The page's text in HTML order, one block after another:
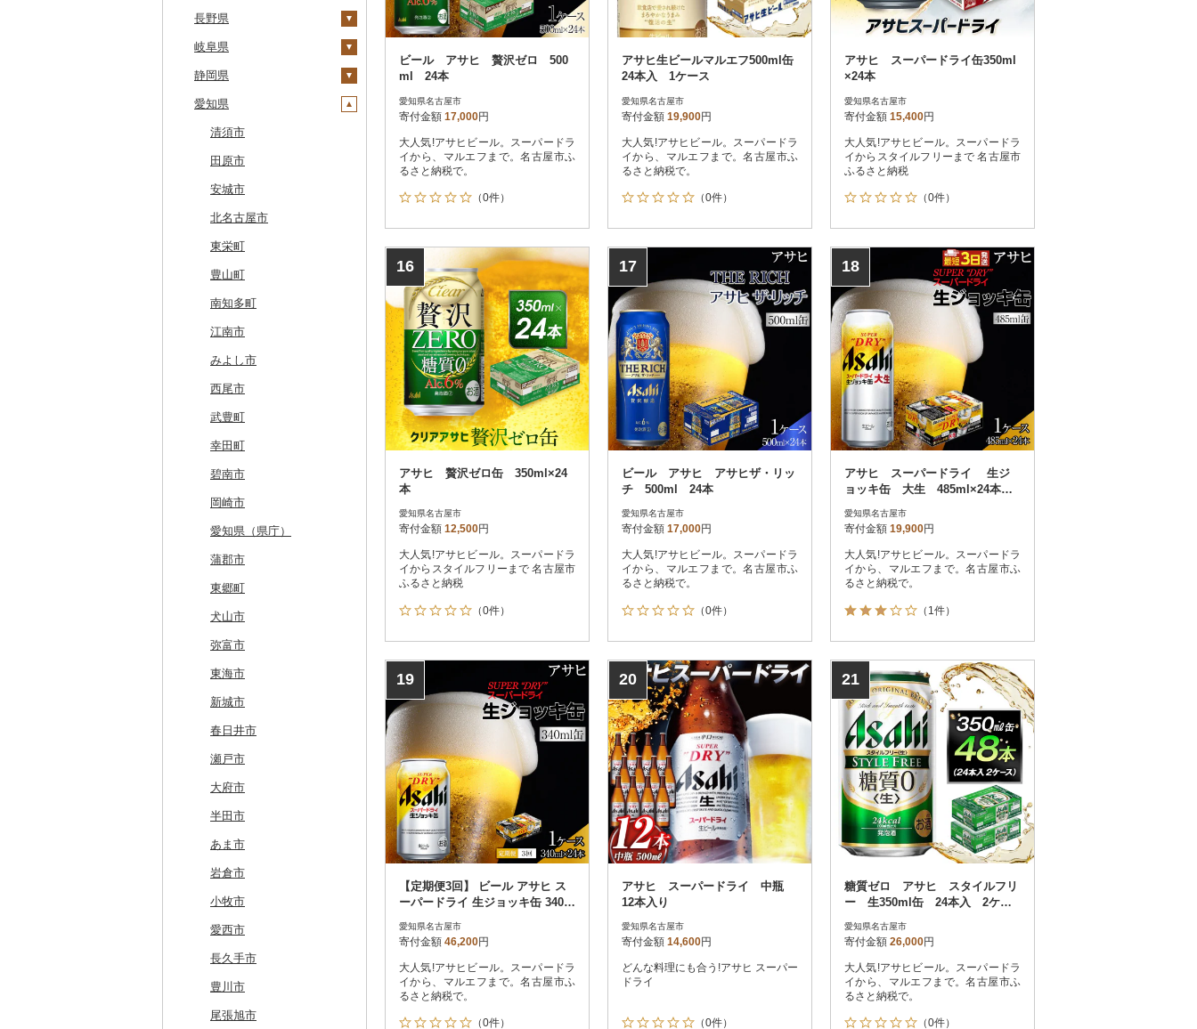
稚内市
標津町
清里町
北斗市
留萌市
白糠町
釧路町
名寄市
美唄市
厚岸町
南富良野町
上富良野町
和寒町
紋別市
乙部町
根室市
三笠市
東川町
厚真町
奥尻町
網走市
浦河町
広尾町
中札内村
滝川市
比布町
鶴居村
釧路市
苫前町
当別町
占冠村
上士幌町
平取町
七飯町
北見市
登別市
東北町
三戸町
東通村
黒石市
おいらせ町
鶴田町
階上町
深浦町
青森市
田子町
新郷村
横浜町
野辺地町
佐井村
六戸町
五所川原市
平川市
蓬田村
中泊町
外ヶ浜町
つがる市
弘前市
鰺ヶ沢町
むつ市
田舎館村
青森県（県庁）
三沢市
西目屋村
野田村
普代村
一戸町
陸前高田市
紫波町
滝沢市
住田町
葛巻町
花巻市
岩泉町
田野畑村
盛岡市
遠野市
奥州市
雫石町
岩手県（県庁）
一関市
久慈市
西和賀町
北上市
平泉町
洋野町
大船渡市
山田町
大槌町
加美町
利府町
白石市
登米市
山元町
名取市
川崎町
村田町
栗原市
富谷市
岩沼市
七ヶ宿町
大崎市
塩竈市
石巻市
多賀城市
宮城県（県庁）
亘理町
蔵王町
女川町
気仙沼市
美里町
松島町
大和町
大郷町
南三陸町
仙台市
大河原町
角田市
涌谷町
東松島市
小坂町
仙北市
井川町
潟上市
三種町
藤里町
湯沢市
大館市
由利本荘市
にかほ市
羽後町
秋田県（県庁）
秋田市
男鹿市
美郷町
東成瀬村
五城目町
北秋田市
八峰町
鹿角市
大仙市
八郎潟町
上山市
河北町
酒田市
新庄市
長井市
小国町
南陽市
中山町
庄内町
大石田町
川西町
鶴岡市
山形県（県庁）
金山町
東根市
飯豊町
鮭川村
大蔵村
山辺町
戸沢村
舟形町
最上町
真室川町
寒河江市
西川町
高畠町
山形市
三川町
大江町
米沢市
広野町
鏡石町
須賀川市
小野町
棚倉町
古殿町
昭和村
下郷町
西郷村
二本松市
猪苗代町
川俣町
郡山市
西会津町
玉川村
いわき市
南会津町
田村市
磐梯町
三春町
本宮市
柳津町
鮫川村
福島市
新地町
葛尾村
三島町
桑折町
矢吹町
国見町
檜枝岐村
喜多方市
南相馬市
会津若松市
大熊町
浅川町
五霞町
北茨城市
境町
かすみがうら市
牛久市
常陸太田市
つくばみらい市
下妻市
茨城町
神栖市
常総市
東海村
美浦村
大洗町
河内町
ひたちなか市
龍ケ崎市
守谷市
常陸大宮市
笠間市
行方市
結城市
城里町
水戸市
鉾田市
桜川市
石岡市
茨城県（県庁）
坂東市
小美玉市
日立市
大子町
鹿嶋市
阿見町
那珂市
筑西市
佐野市
真岡市
高根沢町
大田原市
栃木市
日光市
小山市
宇都宮市
栃木県（県庁）
那珂川町
茂木町
那須烏山市
矢板市
さくら市
足利市
那須町
鹿沼市
下野市
益子町
芳賀町
野木町
安中市
川場村
昭和村
甘楽町
明和町
沼田市
桐生市
吉岡町
太田市
高山村
みどり市
千代田町
みなかみ町
片品村
富岡市
館林市
伊勢崎市
東吾妻町
前橋市
藤岡市
邑楽町
板倉町
嬬恋村
草津町
高崎市
群馬県（県庁）
大泉町
長野原町
中之条町
戸田市
毛呂山町
久喜市
ふじみ野市
川島町
上里町
川口市
飯能市
長瀞町
羽生市
小鹿野町
坂戸市
鳩山町
埼玉県（県庁）
神川町
東秩父村
横瀬町
三芳町
幸手市
日高市
蓮田市
川越市
宮代町
吉見町
東松山市
入間市
志木市
北本市
桶川市
加須市
三郷市
八潮市
越生町
さいたま市
鴻巣市
嵐山町
袖ケ浦市
我孫子市
長柄町
芝山町
八千代市
横芝光町
多古町
白子町
栄町
香取市
習志野市
銚子市
君津市
旭市
南房総市
八街市
東金市
九十九里町
いすみ市
東庄町
館山市
大網白里市
一宮町
佐倉市
木更津市
茂原市
野田市
山武市
鴨川市
印西市
神崎町
船橋市
千葉市
白井市
成田市
富津市
八王子市
日野市
昭島市
武蔵村山市
葛飾区
小金井市
墨田区
東久留米市
利島村
瑞穂町
大島町
府中市
国分寺市
東村山市
中央区
あきる野市
中野区
荒川区
北区
多摩市
稲城市
世田谷区
日の出町
板橋区
渋谷区
千代田区
新宿区
江東区
青梅市
国立市
品川区
福生市
小平市
文京区
大田区
豊島区
神奈川県
南足柄市
松田町
大井町
中井町
愛川町
山北町
真鶴町
清川村
開成町
藤沢市
神奈川県（県庁）
鎌倉市
大和市
伊勢原市
小田原市
湯河原町
秦野市
綾瀬市
横須賀市
三浦市
大磯町
箱根町
横浜市
茅ヶ崎市
川崎市
厚木市
海老名市
相模原市
座間市
二宮町
魚沼市
佐渡市
燕市
南魚沼市
関川村
新発田市
加茂市
小千谷市
田上町
五泉市
三条市
見附市
糸魚川市
胎内市
上越市
阿賀野市
津南町
新潟県（県庁）
柏崎市
村上市
妙高市
聖籠町
刈羽村
湯沢町
新潟市
高岡市
魚津市
砺波市
入善町
黒部市
立山町
富山県（県庁）
小矢部市
滑川市
富山市
南砺市
白山市
穴水町
輪島市
中能登町
石川県（県庁）
野々市市
能登町
能美市
津幡町
宝達志水町
金沢市
内灘町
かほく市
小松市
志賀町
加賀市
小浜市
越前町
若狭町
鯖江市
高浜町
勝山市
福井県（県庁）
越前市
坂井市
あわら市
福井市
大野市
敦賀市
おおい町
永平寺町
富士吉田市
甲斐市
山梨市
富士川町
大月市
富士河口湖町
韮崎市
南アルプス市
市川三郷町
都留市
山梨県（県庁）
道志村
忍野村
笛吹市
中央市
北杜市
鳴沢村
西桂町
身延町
早川町
南部町
昭和町
甲府市
甲州市
丹波山村
長野県
高森町
御代田町
飯田市
青木村
南箕輪村
長野県（県庁）
上松町
高山村
南木曽町
朝日村
長野市
根羽村
池田町
須坂市
川上村
信濃町
南牧村
伊那市
立科町
東御市
中野市
豊丘村
売木村
小諸市
木曽町
箕輪町
駒ヶ根市
王滝村
千曲市
辰野町
茅野市
喬木村
阿智村
小川村
宮田村
岐阜県
養老町
八百津町
池田町
関市
瑞穂市
飛騨市
岐南町
大野町
山県市
羽島市
本巣市
川辺町
大垣市
輪之内町
神戸町
瑞浪市
中津川市
高山市
郡上市
白川村
御嵩町
海津市
関ケ原町
七宗町
笠松町
東白川村
土岐市
岐阜県（県庁）
下呂市
多治見市
垂井町
恵那市
白川町
各務原市
静岡県
下田市
静岡市
吉田町
函南町
藤枝市
御殿場市
浜松市
伊東市
島田市
沼津市
伊豆市
裾野市
焼津市
富士宮市
河津町
袋井市
熱海市
掛川市
伊豆の国市
小山町
森町
川根本町
富士市
御前崎市
東伊豆町
西伊豆町
清水町
南伊豆町
松崎町
湖西市
磐田市
三島市
静岡県（県庁）
愛知県
清須市
田原市
安城市
北名古屋市
東栄町
豊山町
南知多町
江南市
みよし市
西尾市
武豊町
幸田町
碧南市
岡崎市
愛知県（県庁）
蒲郡市
東郷町
犬山市
弥富市
東海市
新城市
春日井市
瀬戸市
大府市
半田市
あま市
岩倉市
小牧市
愛西市
長久手市
豊川市
尾張旭市
ビール アサヒ 贅沢ゼロ 500
ml 24本
愛知県名古屋市
寄付金額 17,000円
大人気!アサヒビール。スーパードラ
イから、マルエフまで。名古屋市ふ
るさと納税で。
（0件）
アサヒ生ビールマルエフ500ml缶
24本入 1ケース
愛知県名古屋市
寄付金額 19,900円
大人気!アサヒビール。スーパードラ
イから、マルエフまで。名古屋市ふ
るさと納税で。
（0件）
アサヒ スーパードライ缶350ml
×24本
愛知県名古屋市
寄付金額 15,400円
大人気!アサヒビール。スーパードラ
イからスタイルフリーまで 名古屋市
ふるさと納税
（0件）
16
アサヒ 贅沢ゼロ缶 350ml×24
本
愛知県名古屋市
寄付金額 12,500円
大人気!アサヒビール。スーパードラ
イからスタイルフリーまで 名古屋市
ふるさと納税
（0件）
17
ビール アサヒ アサヒザ・リッ
チ 500ml 24本
愛知県名古屋市
寄付金額 17,000円
大人気!アサヒビール。スーパードラ
イから、マルエフまで。名古屋市ふ
るさと納税で。
（0件）
18
アサヒ スーパードライ 生ジ
ョッキ缶 大生 485ml×24本入
愛知県名古屋市
寄付金額 19,900円
大人気!アサヒビール。スーパードラ
イから、マルエフまで。名古屋市ふ
るさと納税で。
（1件）
19
【定期便3回】 ビール アサヒ ス
ーパードライ 生ジョッキ缶 340m
愛知県名古屋市
寄付金額 46,200円
大人気!アサヒビール。スーパードラ
イから、マルエフまで。名古屋市ふ
るさと納税で。
（0件）
20
アサヒ スーパードライ 中瓶
12本入り
愛知県名古屋市
寄付金額 14,600円
どんな料理にも合う!アサヒ スーパー
ドライ
（0件）
21
糖質ゼロ アサヒ スタイルフリ
ー 生350ml缶 24本入 2ケー
愛知県名古屋市
寄付金額 26,000円
大人気!アサヒビール。スーパードラ
イから、マルエフまで。名古屋市ふ
るさと納税で。
（0件）